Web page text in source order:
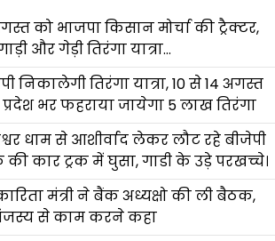
को भाजपा किसान मोर्चा की ट्रैक्टर,
और गेड़ी तिरंगा यात्रा…
निकालेगी तिरंगा यात्रा, 10 से 14 अगस्त
भर फहराया जायेगा 5 लाख तिरंगा
धाम से आशीर्वाद लेकर लौट रहे बीजेपी
की कार ट्रक में घुसा, गाडी के उड़े परखच्चे।
मंत्री ने बैंक अध्यक्षो की ली बैठक,
से काम करने कहा